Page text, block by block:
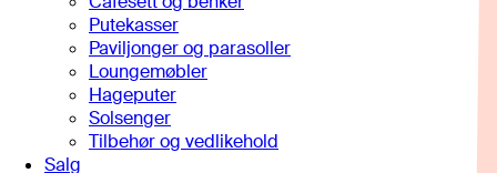
Putekasser
Paviljonger og parasoller
Loungemøbler
Hageputer
Solsenger
Tilbehør og vedlikehold
Salg